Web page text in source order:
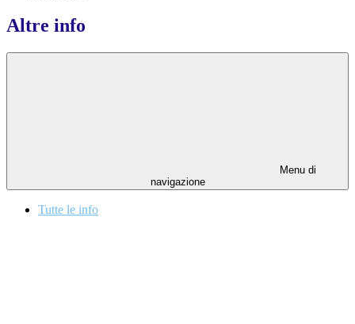
Altre info
Menu di
navigazione
Tutte le info